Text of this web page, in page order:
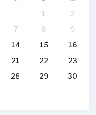
1
2
7 8
9
14 15
16
21 22
23
28 29
30